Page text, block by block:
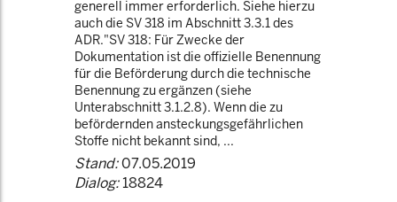
generell immer erforderlich. Siehe hierzu
auch die SV 318 im Abschnitt 3.3.1 des
ADR."SV 318: Für Zwecke der
Dokumentation ist die offizielle Benennung
für die Beförderung durch die technische
Benennung zu ergänzen (siehe
Unterabschnitt 3.1.2.8). Wenn die zu
befördernden ansteckungsgefährlichen
Stoffe nicht bekannt sind, ...
Stand:07.05.2019
Dialog:18824